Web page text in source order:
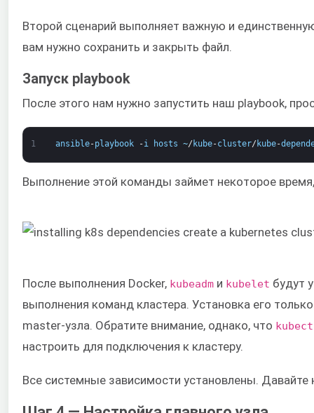
Второй сценарий выполняет важную и
вам нужно сохранить и закрыть файл.
Запуск playbook
После этого нам нужно запустить наш playbook,
1 ansible-playbook -i hosts ~/ kube-cluster/ kube-
Выполнение этой команды займет некоторое
После выполнения Docker, kubeadm и kubelet будут
выполнения команд кластера. Установка его
master-узла. Обратите внимание, однако, что
настроить для подключения к кластеру.
Все системные зависимости установлены. Давайте